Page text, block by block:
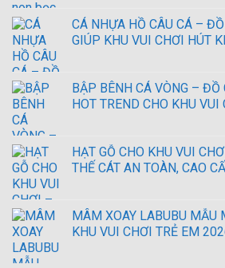
CÁ NHỰA HỒ CÂU CÁ –
GIÚP KHU VUI CHƠI HÚT
BẬP BÊNH CÁ VÒNG –
HOT TREND CHO KHU VUI
HẠT GỖ CHO KHU VUI
THẾ CÁT AN TOÀN, CAO
MÂM XOAY LABUBU MẪU
KHU VUI CHƠI TRẺ EM